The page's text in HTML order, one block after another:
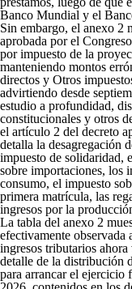
Banco Mundial y el
Sin embargo, el anexo 2
aprobada por el
por impuesto de la
manteniendo montos
directos y Otros
advirtiendo desde
estudio a profundidad,
constitucionales y otros
el artículo 2 del decreto
detalla la desagregación
impuesto de solidaridad,
sobre importaciones, los
consumo, el impuesto
primera matrícula, las
ingresos por la
La tabla del anexo 2
efectivamente observada
ingresos tributarios
detalle de la distribución
para arrancar el ejercicio